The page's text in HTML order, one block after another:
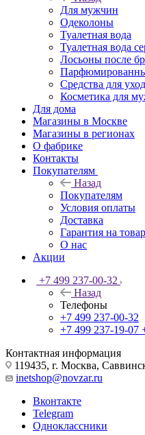
Для мужчин
Одеколоны
Туалетная вода
Туалетная вода
Лосьоны после
Средства для
Косметика для
Для дома
Магазины в Москве
Магазины в регионах
О фабрике
Контакты
Покупателям
Назад
Покупателям
Условия оплаты
Доставка
Гарантия на товар
О нас
Акции
+7 499 237-00-32
Назад
Телефоны
+7 499 237-00-32
+7 499 237-19-07
Контактная информация
119435, г. Москва,
inetshop@novzar.ru
Вконтакте
Telegram
Одноклассники